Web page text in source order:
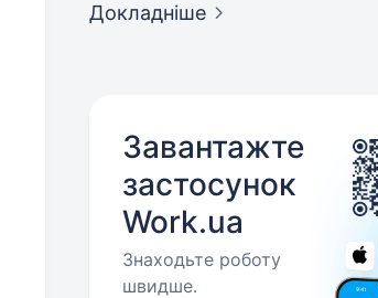
Докладніше
Завантажте
застосунок
Work.ua
Знаходьте роботу
швидше.